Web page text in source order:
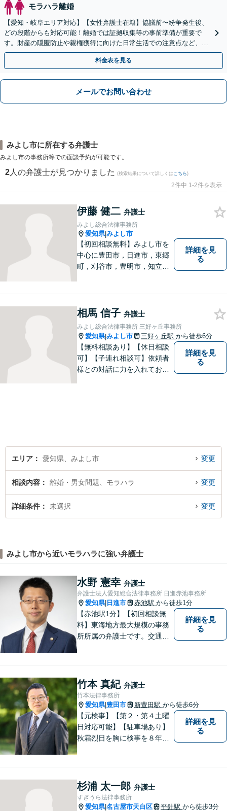
モラハラ離婚
【愛知・岐阜エリア対応】【女性弁護士在籍】協議前〜紛争発生後、
どの段階からも対応可能！離婚では証拠収集等の事前準備が重要で
す。財産の隠匿防止や親権獲得に向けた日常生活での注意点など、フ
ェーズに応じたアドバイスを提供します【子連れの相談OK】
料金表を見る
メールでお問い合わせ
みよし市に所在する弁護士
みよし市の事務所等での面談予約が可能です。
2 人の弁護士が見つかりました (検索結果について詳しくは こちら)
2件中 1-2件を表示
伊藤 健二 弁護士
みよし総合法律事務所
愛知県|みよし市
【初回相談無料】みよし市を
中心に豊田市，日進市，東郷
町，刈谷市，豊明市，知立市
頼関係」を大切にしていま
詳細を見
る
相馬 信子 弁護士
みよし総合法律事務所 三好ヶ丘事務所
愛知県|みよし市 三好ヶ丘駅 から徒歩6分
【無料相談あり】【休日相談
可】【子連れ相談可】依頼者
様との対話に力を入れており
詳細を見
る
エリア 愛知県、みよし市 変更
相談内容 離婚・男女問題、モラハラ 変更
詳細条件 未選択 変更
みよし市から近いモラハラに強い弁護士
水野 憲幸 弁護士
弁護士法人愛知総合法律事務所 日進赤池事務所
愛知県| 日進市 赤池駅 から徒歩1分
【赤池駅1分】【初回相談無
料】東海地方最大規模の事務
所所属の弁護士です。交通事
談対応も行っております。ま
ずは、お気軽にお電話くださ
い。
詳細を見
る
竹本 真紀 弁護士
竹本法律事務所
愛知県| 豊田市 新豊田駅 から徒歩6分
【元検事】【第２・第４土曜
日対応可能】【駐車場あり】
秋霜烈日を胸に検事を８年，
添い，「この地域」の方々の
悩みに対して一緒に解決を目
指したいと思います。お待ち
詳細を見
る
杉浦 太一郎 弁護士
すぎうら法律事務所
愛知県|名古屋市天白区 平針駅 から徒歩3分